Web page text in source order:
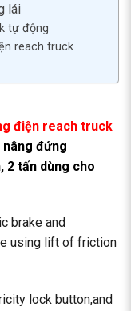
lái
tự động
reach truck
điện reach truck
đứng
2 tấn dùng cho
brake and
using lift of friction
lock button,and